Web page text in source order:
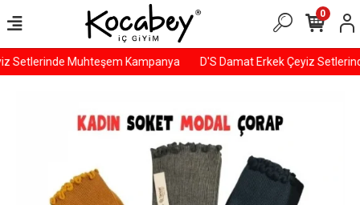
Setlerinde Muhteşem Kampanya D'S Damat Erkek Çeyiz
0